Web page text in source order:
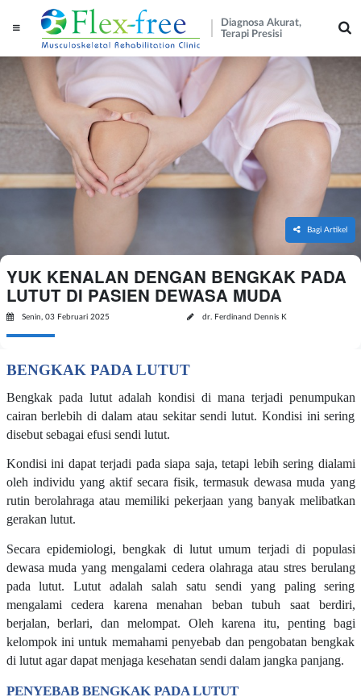
Diagnosa Akurat,
Terapi Presisi
Bagi Artikel
YUK KENALAN DENGAN BENGKAK PADA
LUTUT DI PASIEN DEWASA MUDA
Senin, 03 Februari 2025 dr. Ferdinand Dennis K
BENGKAK PADA LUTUT
Bengkak pada lutut adalah kondisi di mana terjadi penumpukan
cairan berlebih di dalam atau sekitar sendi lutut. Kondisi ini sering
disebut sebagai efusi sendi lutut.
Kondisi ini dapat terjadi pada siapa saja, tetapi lebih sering dialami
oleh individu yang aktif secara fisik, termasuk dewasa muda yang
rutin berolahraga atau memiliki pekerjaan yang banyak melibatkan
gerakan lutut.
Secara epidemiologi, bengkak di lutut umum terjadi di populasi
dewasa muda yang mengalami cedera olahraga atau stres berulang
pada lutut. Lutut adalah salah satu sendi yang paling sering
mengalami cedera karena menahan beban tubuh saat berdiri,
berjalan, berlari, dan melompat. Oleh karena itu, penting bagi
kelompok ini untuk memahami penyebab dan pengobatan bengkak
di lutut agar dapat menjaga kesehatan sendi dalam jangka panjang.
PENYEBAB BENGKAK PADA LUTUT